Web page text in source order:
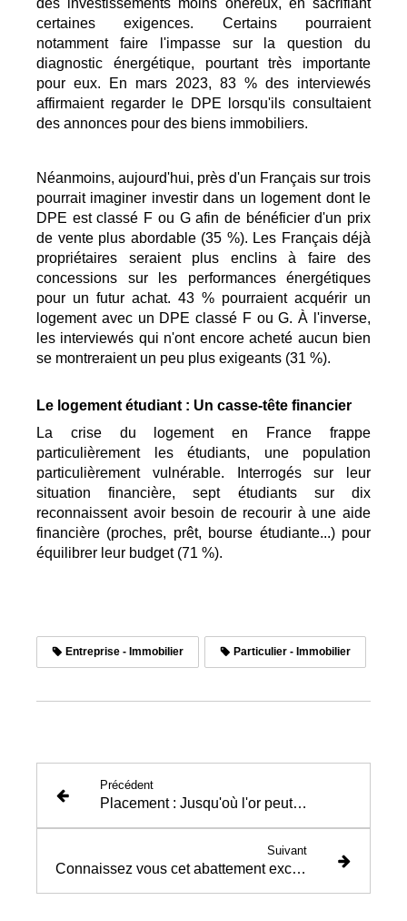
certaines exigences. Certains pourraient
notamment faire l'impasse sur la question du
diagnostic énergétique, pourtant très importante
pour eux. En mars 2023, 83 % des interviewés
affirmaient regarder le DPE lorsqu'ils consultaient
des annonces pour des biens immobiliers.
Néanmoins, aujourd'hui, près d'un Français sur trois
pourrait imaginer investir dans un logement dont le
DPE est classé F ou G afin de bénéficier d'un prix
de vente plus abordable (35 %). Les Français déjà
propriétaires seraient plus enclins à faire des
concessions sur les performances énergétiques
pour un futur achat. 43 % pourraient acquérir un
logement avec un DPE classé F ou G. À l'inverse,
les interviewés qui n'ont encore acheté aucun bien
se montreraient un peu plus exigeants (31 %).
Le logement étudiant : Un casse-tête financier
La crise du logement en France frappe
particulièrement les étudiants, une population
particulièrement vulnérable. Interrogés sur leur
situation financière, sept étudiants sur dix
reconnaissent avoir besoin de recourir à une aide
financière (proches, prêt, bourse étudiante...) pour
équilibrer leur budget (71 %).
Entreprise - Immobilier Particulier - Immobilier
Précédent
Placement : Jusqu'où l'or peut-il continuer à monter ?
Suivant
Connaissez vous cet abattement exceptionnel pour fluidifier le marché immobilier ?